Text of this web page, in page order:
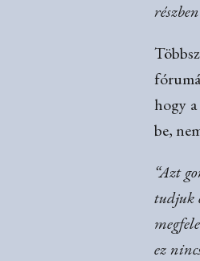
hogy
be,
“Azt
tudjuk
ez